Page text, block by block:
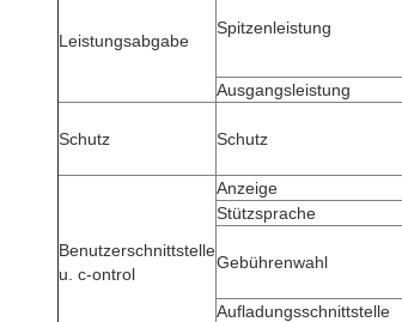
Leistungsabgabe
Spitzenleistung
Ausgangsleistung
Schutz Schutz
Benutzerschnittstelle
u. c-ontrol
Anzeige
Stützsprache
Gebührenwahl
Aufladungsschnittstelle